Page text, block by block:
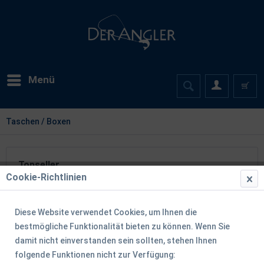
Menü
Taschen / Boxen
Topseller
Cookie-Richtlinien
Diese Website verwendet Cookies, um Ihnen die
bestmögliche Funktionalität bieten zu können. Wenn Sie
damit nicht einverstanden sein sollten, stehen Ihnen
folgende Funktionen nicht zur Verfügung: